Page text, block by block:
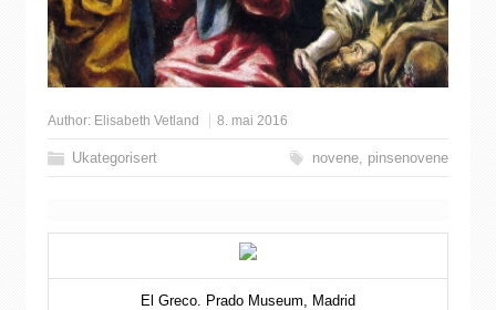
Author: Elisabeth Vetland 8. mai 2016
Ukategorisert novene pinsenovene
El Greco. Prado Museum, Madrid